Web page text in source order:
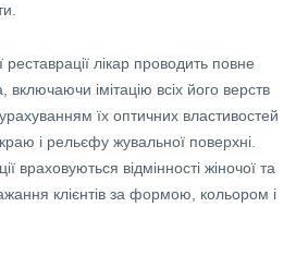
лікар проводить повне
імітацію всіх його верств
їх оптичних властивостей
і рельєфу жувальної поверхні.
враховуються відмінності жіночої та
клієнтів за формою, кольором і